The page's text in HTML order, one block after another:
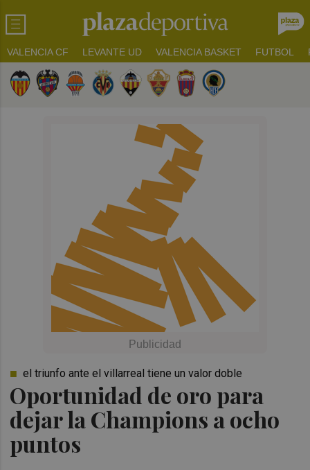
VALENCIA CF LEVANTE UD VALENCIA BASKET FUTBOL
Oportunidad de oro para
dejar la Champions a ocho
puntos
el triunfo ante el villarreal tiene un valor doble